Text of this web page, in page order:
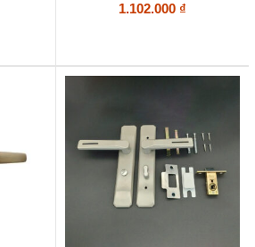
1.102.000 ₫